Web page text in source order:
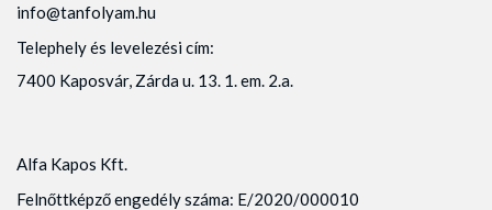
info@tanfolyam.hu
Telephely és levelezési cím:
7400 Kaposvár, Zárda u. 13. 1. em. 2.a.
Alfa Kapos Kft.
Felnőttképző engedély száma: E/2020/000010